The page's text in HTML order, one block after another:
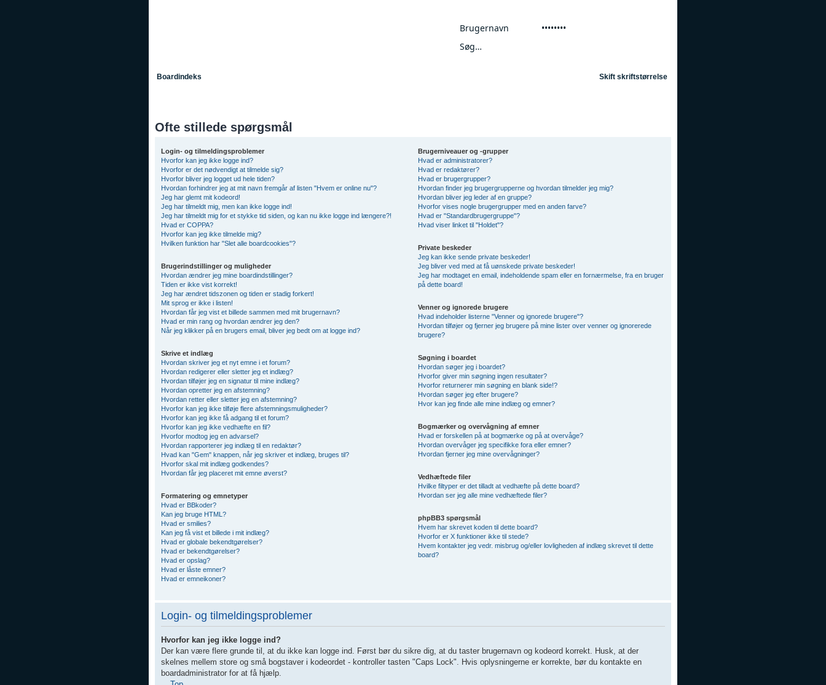
Boardindeks Skift skriftstørrelse
Ofte stillede spørgsmål
Login- og tilmeldingsproblemer
Hvorfor kan jeg ikke logge ind?
Hvorfor er det nødvendigt at tilmelde sig?
Hvorfor bliver jeg logget ud hele tiden?
Hvordan forhindrer jeg at mit navn fremgår af listen "Hvem er online nu"?
Jeg har glemt mit kodeord!
Jeg har tilmeldt mig, men kan ikke logge ind!
Jeg har tilmeldt mig for et stykke tid siden, og kan nu ikke logge ind længere?!
Hvad er COPPA?
Hvorfor kan jeg ikke tilmelde mig?
Hvilken funktion har "Slet alle boardcookies"?
Brugerindstillinger og muligheder
Hvordan ændrer jeg mine boardindstillinger?
Tiden er ikke vist korrekt!
Jeg har ændret tidszonen og tiden er stadig forkert!
Mit sprog er ikke i listen!
Hvordan får jeg vist et billede sammen med mit brugernavn?
Hvad er min rang og hvordan ændrer jeg den?
Når jeg klikker på en brugers email, bliver jeg bedt om at logge ind?
Skrive et indlæg
Hvordan skriver jeg et nyt emne i et forum?
Hvordan redigerer eller sletter jeg et indlæg?
Hvordan tilføjer jeg en signatur til mine indlæg?
Hvordan opretter jeg en afstemning?
Hvordan retter eller sletter jeg en afstemning?
Hvorfor kan jeg ikke tilføje flere afstemningsmuligheder?
Hvorfor kan jeg ikke få adgang til et forum?
Hvorfor kan jeg ikke vedhæfte en fil?
Hvorfor modtog jeg en advarsel?
Hvordan rapporterer jeg indlæg til en redaktør?
Hvad kan "Gem" knappen, når jeg skriver et indlæg, bruges til?
Hvorfor skal mit indlæg godkendes?
Hvordan får jeg placeret mit emne øverst?
Formatering og emnetyper
Hvad er BBkoder?
Kan jeg bruge HTML?
Hvad er smilies?
Kan jeg få vist et billede i mit indlæg?
Hvad er globale bekendtgørelser?
Hvad er bekendtgørelser?
Hvad er opslag?
Hvad er låste emner?
Hvad er emneikoner?
Brugerniveauer og -grupper
Hvad er administratorer?
Hvad er redaktører?
Hvad er brugergrupper?
Hvordan finder jeg brugergrupperne og hvordan tilmelder jeg mig?
Hvordan bliver jeg leder af en gruppe?
Hvorfor vises nogle brugergrupper med en anden farve?
Hvad er "Standardbrugergruppe"?
Hvad viser linket til "Holdet"?
Private beskeder
Jeg kan ikke sende private beskeder!
Jeg bliver ved med at få uønskede private beskeder!
Jeg har modtaget en email, indeholdende spam eller en fornærmelse, fra en bruger
på dette board!
Venner og ignorede brugere
Hvad indeholder listerne "Venner og ignorede brugere"?
Hvordan tilføjer og fjerner jeg brugere på mine lister over venner og ignorerede
brugere?
Søgning i boardet
Hvordan søger jeg i boardet?
Hvorfor giver min søgning ingen resultater?
Hvorfor returnerer min søgning en blank side!?
Hvordan søger jeg efter brugere?
Hvor kan jeg finde alle mine indlæg og emner?
Bogmærker og overvågning af emner
Hvad er forskellen på at bogmærke og på at overvåge?
Hvordan overvåger jeg specifikke fora eller emner?
Hvordan fjerner jeg mine overvågninger?
Vedhæftede filer
Hvilke filtyper er det tilladt at vedhæfte på dette board?
Hvordan ser jeg alle mine vedhæftede filer?
phpBB3 spørgsmål
Hvem har skrevet koden til dette board?
Hvorfor er X funktioner ikke til stede?
Hvem kontakter jeg vedr. misbrug og/eller lovligheden af indlæg skrevet til dette
board?
Login- og tilmeldingsproblemer
Hvorfor kan jeg ikke logge ind?
Der kan være flere grunde til, at du ikke kan logge ind. Først bør du sikre dig, at du taster brugernavn og kodeord korrekt. Husk, at der
skelnes mellem store og små bogstaver i kodeordet - kontroller tasten "Caps Lock". Hvis oplysningerne er korrekte, bør du kontakte en
boardadministrator for at få hjælp.